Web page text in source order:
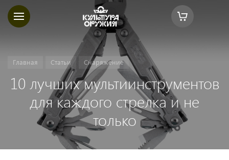
Главная Статьи Снаряжение
10 лучших мультиинструментов
для каждого стрелка и не
только